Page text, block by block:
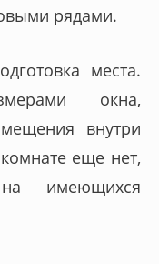
рядами.
места.
окна,
внутри
еще нет,
имеющихся